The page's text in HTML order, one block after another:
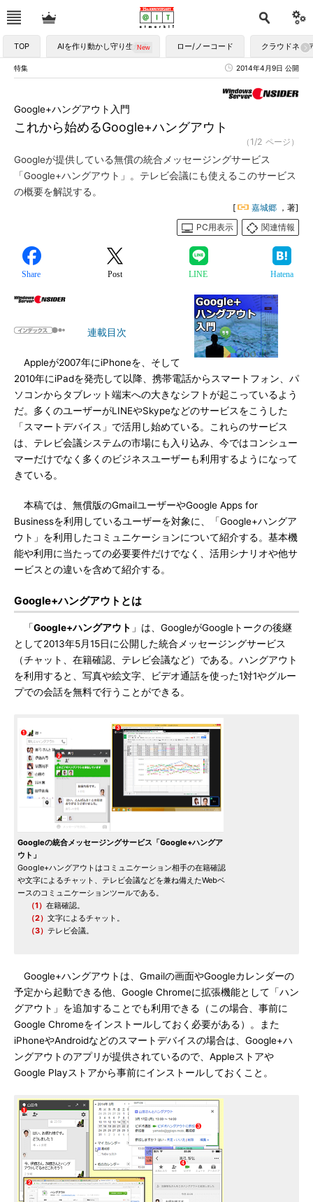
TOP AIを作り動かし守り生かす ロー/ノーコード クラウドネイ
特集 2014年4月9日 公開
これから始めるGoogle+ハングアウト
Google+ハングアウト入門
（1/2 ページ）
Googleが提供している無償の統合メッセージングサービス
「Google+ハングアウト」。テレビ会議にも使えるこのサービス
の概要を解説する。
[ 嘉城郷 ，著]
PC用表示
関連情報
Share Post LINE Hatena
連載目次
Appleが2007年にiPhoneを、そして
2010年にiPadを発売して以降、携帯電話からスマートフォン、パ
ソコンからタブレット端末への大きなシフトが起こっているよう
だ。多くのユーザーがLINEやSkypeなどのサービスをこうした
「スマートデバイス」で活用し始めている。これらのサービス
は、テレビ会議システムの市場にも入り込み、今ではコンシュー
マーだけでなく多くのビジネスユーザーも利用するようになって
きている。
本稿では、無償版のGmailユーザーやGoogle Apps for
Businessを利用しているユーザーを対象に、「Google+ハングア
ウト」を利用したコミュニケーションについて紹介する。基本機
能や利用に当たっての必要要件だけでなく、活用シナリオや他サ
ービスとの違いを含めて紹介する。
Google+ハングアウトとは
「Google+ハングアウト 」は、GoogleがGoogleトークの後継
として2013年5月15日に公開した統合メッセージングサービス
（チャット、在籍確認、テレビ会議など）である。ハングアウト
を利用すると、写真や絵文字、ビデオ通話を使った1対1やグルー
プでの会話を無料で行うことができる。
Googleの統合メッセージングサービス「Google+ハングア
ウト」
Google+ハングアウトはコミュニケーション相手の在籍確認
や文字によるチャット、テレビ会議などを兼ね備えたWebベ
ースのコミュニケーションツールである。
（1） 在籍確認。
（2） 文字によるチャット。
（3） テレビ会議。
Google+ハングアウトは、Gmailの画面やGoogleカレンダーの
予定から起動できる他、Google Chromeに拡張機能として「ハン
グアウト」を追加することでも利用できる（この場合、事前に
Google Chromeをインストールしておく必要がある）。また
iPhoneやAndroidなどのスマートデバイスの場合は、Google+ハ
ングアウトのアプリが提供されているので、Appleストアや
Google Playストアから事前にインストールしておくこと。